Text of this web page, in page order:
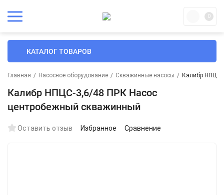
0
КАТАЛОГ ТОВАРОВ
Главная / Насосное оборудование / Скважинные насосы / Калибр НПЦС-
Калибр НПЦС-3,6/48 ПРК Насос
центробежный скважинный
Оставить отзыв Избранное Сравнение